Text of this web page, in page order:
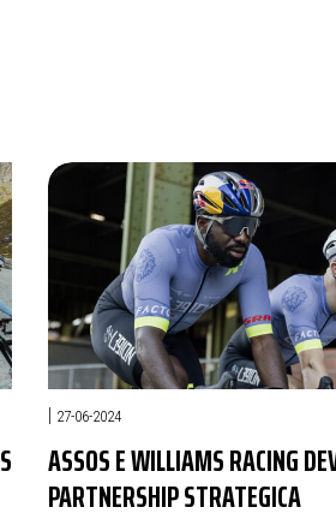
27-06-2024
ASSOS E WILLIAMS RACING
PARTNERSHIP STRATEGICA